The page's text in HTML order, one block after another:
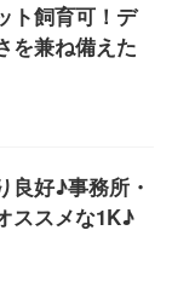
ト飼育可！デ
を兼ね備えた
良好♪事務所・
ススメな1K♪